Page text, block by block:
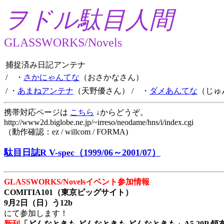
ヲドル駄目人間
GLASSWORKS/Novels
捕捉済み日記アンテナ
/ ・ さかにゃんてな （おさかなさん）
/ ・ あまねアンテナ （天野優さん） / ・ ダメあんてな （じ
携帯対応ページは こちら ↓からどうぞ。
http://www2d.biglobe.ne.jp/~irreso/neodame/hns/i/index.cgi
（動作確認：ez / willcom / FORMA)
駄目日誌R V-spec（1999/06～2001/07）
GLASSWORKS/Novelsイベント参加情報
COMITIA101（東京ビッグサイト）
9月2日（日）う12b
にて参加します！